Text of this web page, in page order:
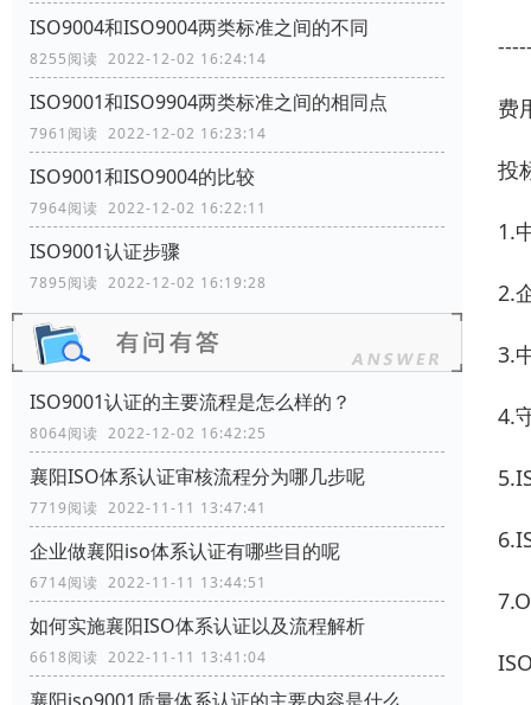
ISO9004和ISO9004两类标准之间的不同
8255阅读 2022-12-02 16:24:14
ISO9001和ISO9904两类标准之间的相同点
7961阅读 2022-12-02 16:23:14
ISO9001和ISO9004的比较
7964阅读 2022-12-02 16:22:11
ISO9001认证步骤
7895阅读 2022-12-02 16:19:28
ISO9001认证的主要流程是怎么样的？
8064阅读 2022-12-02 16:42:25
襄阳ISO体系认证审核流程分为哪几步呢
7719阅读 2022-11-11 13:47:41
企业做襄阳iso体系认证有哪些目的呢
6714阅读 2022-11-11 13:44:51
如何实施襄阳ISO体系认证以及流程解析
6618阅读 2022-11-11 13:41:04
费
投
1.
2.
3.
4.